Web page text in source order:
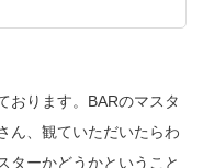
おります。BARのマスタ
ん、観ていただいたらわ
ターかどうかということ